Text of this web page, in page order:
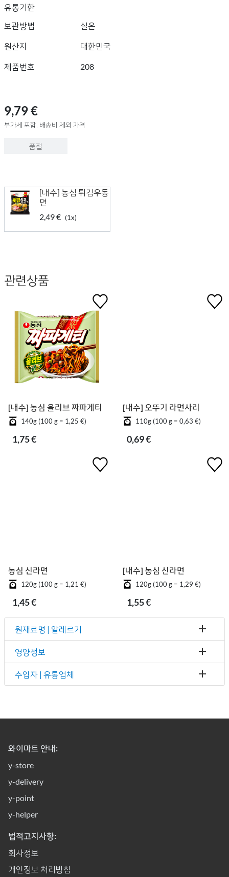
유통기한
보관방법
실온
원산지 대한민국
제품번호 208
9,79 €
부가세 포함, 배송비 제외 가격
품절
[내수] 농심 튀김우동
면
2,49 € (1x)
관련상품
[내수] 농심 올리브 짜파게티
140g (100 g = 1,25 €)
1,75 €
[내수] 오뚜기 라면사리
110g (100 g = 0,63 €)
0,69 €
농심 신라면
120g (100 g = 1,21 €)
1,45 €
[내수] 농심 신라면
120g (100 g = 1,29 €)
1,55 €
원재료명 | 알레르기
영양정보
수입자 | 유통업체
와이마트 안내:
y-store
y-delivery
y-point
y-helper
법적고지사항:
회사정보
개인정보 처리방침